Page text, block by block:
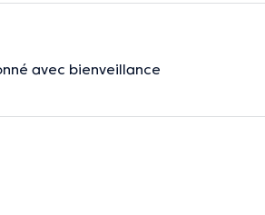
avec bienveillance